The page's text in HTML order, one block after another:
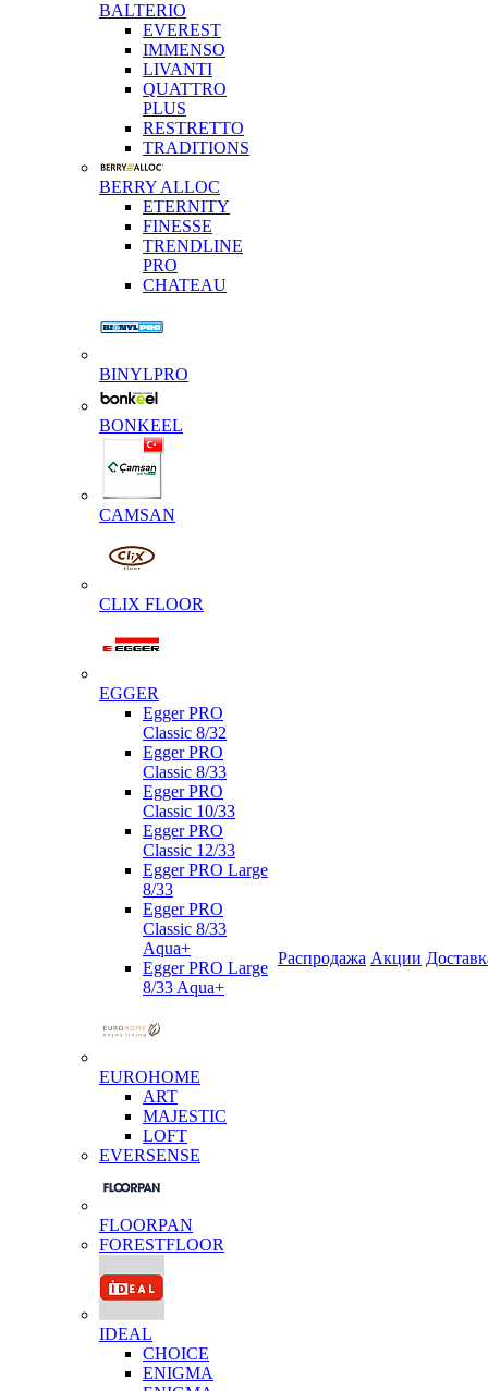
BALTERIO
EVEREST
IMMENSO
LIVANTI
QUATTRO
PLUS
RESTRETTO
TRADITIONS
BERRY ALLOC
ETERNITY
FINESSE
TRENDLINE
PRO
CHATEAU
BINYLPRO
BONKEEL
CAMSAN
CLIX FLOOR
EGGER
Egger PRO
Classic 8/32
Egger PRO
Classic 8/33
Egger PRO
Classic 10/33
Egger PRO
Classic 12/33
Egger PRO Large
8/33
Egger PRO
Classic 8/33
Aqua+
Egger PRO Large
8/33 Aqua+
EUROHOME
ART
MAJESTIC
LOFT
EVERSENSE
FLOORPAN
FORESTFLOOR
IDEAL
CHOICE
ENIGMA
Распродажа Акции